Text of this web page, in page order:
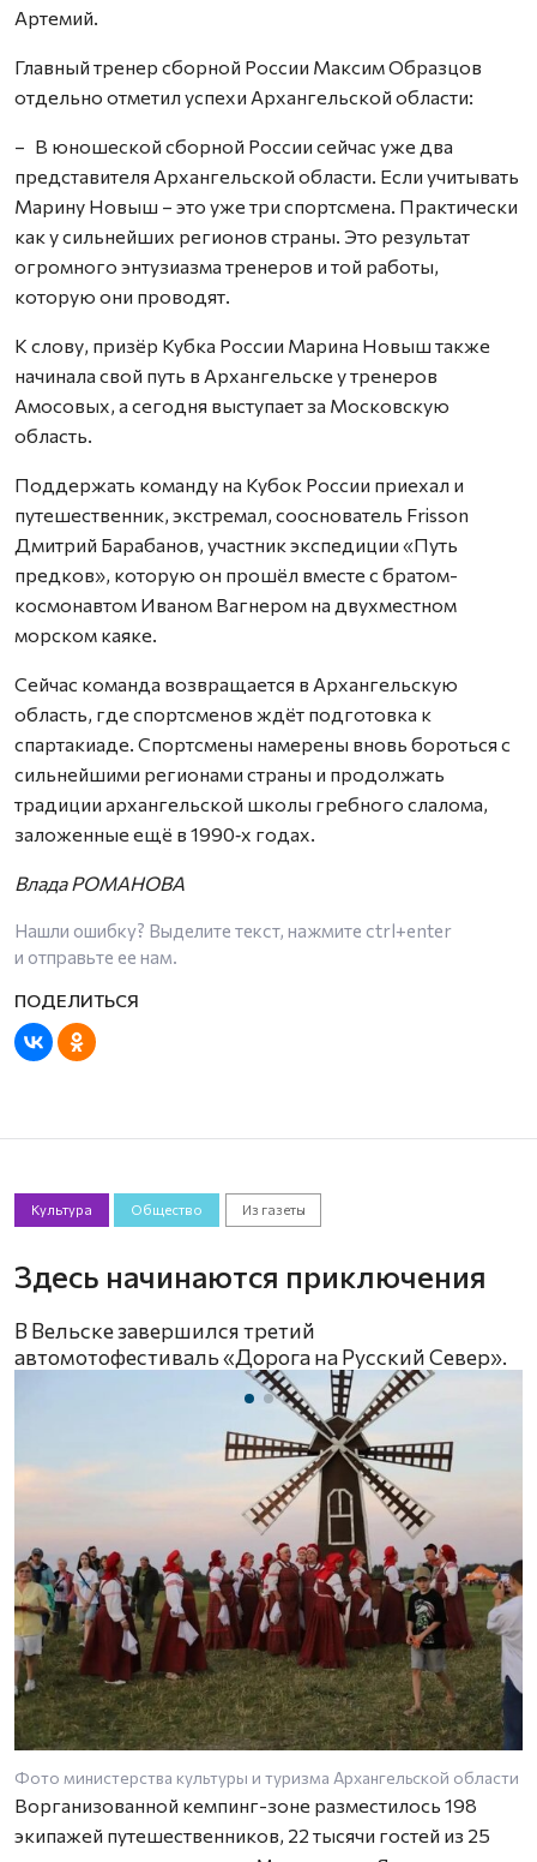
Артемий.
Главный тренер сборной России Максим Образцов
отдельно отметил успехи Архангельской области:
– В юношеской сборной России сейчас уже два
представителя Архангельской области. Если учитывать
Марину Новыш – это уже три спортсмена. Практически
как у сильнейших регионов страны. Это результат
огромного энтузиазма тренеров и той работы,
которую они проводят.
К слову, призёр Кубка России Марина Новыш также
начинала свой путь в Архангельске у тренеров
Амосовых, а сегодня выступает за Московскую
область.
Поддержать команду на Кубок России приехал и
путешественник, экстремал, сооснователь Frisson
Дмитрий Барабанов, участник экспедиции «Путь
предков», которую он прошёл вместе с братом-
космонавтом Иваном Вагнером на двухместном
морском каяке.
Сейчас команда возвращается в Архангельскую
область, где спортсменов ждёт подготовка к
спартакиаде. Спортсмены намерены вновь бороться с
сильнейшими регионами страны и продолжать
традиции архангельской школы гребного слалома,
заложенные ещё в 1990‑х годах.
Влада РОМАНОВА
Нашли ошибку? Выделите текст, нажмите ctrl+enter
и отправьте ее нам.
Культура Общество Из газеты
Здесь начинаются приключения
В Вельске завершился третий
автомотофестиваль «Дорога на Русский Север».
Фото министерства культуры и туризма Архангельской области
Ворганизованной кемпинг-зоне разместилось 198
экипажей путешественников, 22 тысячи гостей из 25